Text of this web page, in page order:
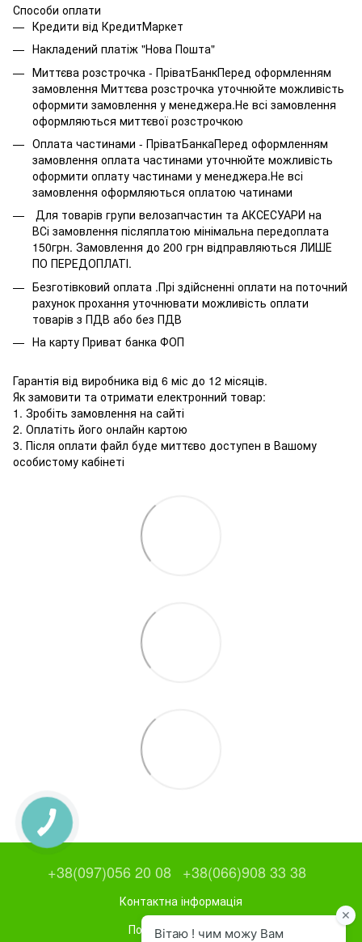
Способи оплати
Кредити від КредитМаркет
Накладений платіж "Нова Пошта"
Миттєва розстрочка - ПріватБанкПеред оформленням
замовлення Миттєва розстрочка уточнюйте можливість
оформити замовлення у менеджера.Не всі замовлення
оформляються миттєвої розстрочкою
Оплата частинами - ПріватБанкаПеред оформленням
замовлення оплата частинами уточнюйте можливість
оформити оплату частинами у менеджера.Не всі
замовлення оформляються оплатою чатинами
Для товарів групи велозапчастин та АКСЕСУАРИ на
ВСі замовлення післяплатою мінімальна передоплата
150грн. Замовлення до 200 грн відправляються ЛИШЕ
ПО ПЕРЕДОПЛАТІ.
Безготівковий оплата .Прі здійсненні оплати на поточний
рахунок прохання уточнювати можливість оплати
товарів з ПДВ або без ПДВ
На карту Приват банка ФОП
Гарантія від виробника від 6 міс до 12 місяців.
Як замовити та отримати електронний товар:
1. Зробіть замовлення на сайті
2. Оплатіть його онлайн картою
3. Після оплати файл буде миттєво доступен в Вашому
особистому кабінеті
+38(097)056 20 08 +38(066)908 33 38
Контактна інформація
Повна версія сайту